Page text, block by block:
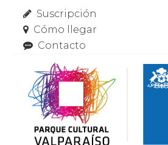
Suscripción
Cómo llegar
Contacto